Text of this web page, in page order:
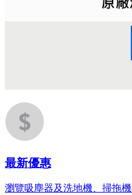
最新優惠
瀏覽吸塵器及洗地機、掃拖